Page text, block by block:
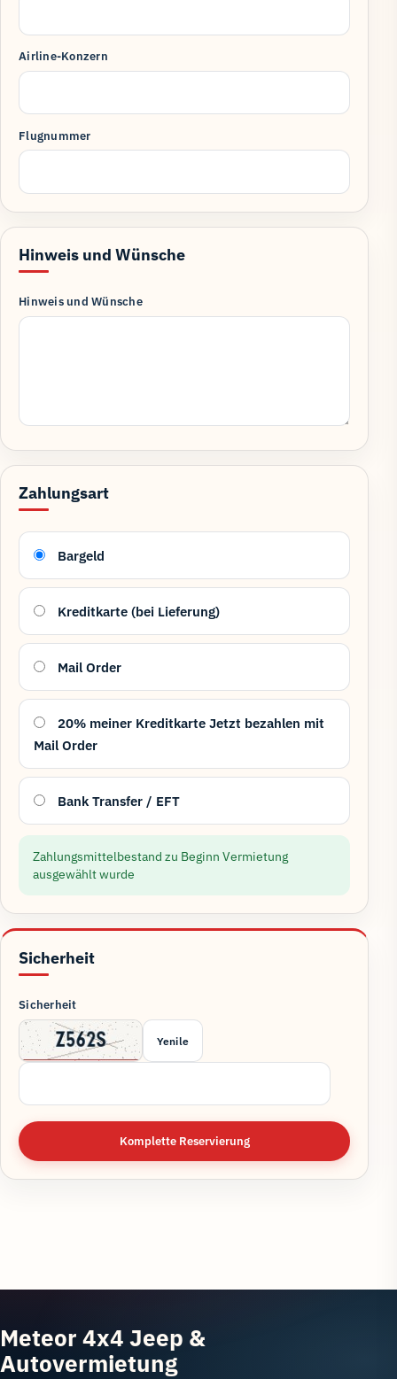
Airline-Konzern
Flugnummer
Hinweis und Wünsche
Hinweis und Wünsche
Zahlungsart
Bargeld
Kreditkarte (bei Lieferung)
Mail Order
20% meiner Kreditkarte Jetzt bezahlen mit
Mail Order
Bank Transfer / EFT
Zahlungsmittelbestand zu Beginn Vermietung
ausgewählt wurde
Sicherheit
Sicherheit
Yenile
Komplette Reservierung
Meteor 4x4 Jeep &
Autovermietung